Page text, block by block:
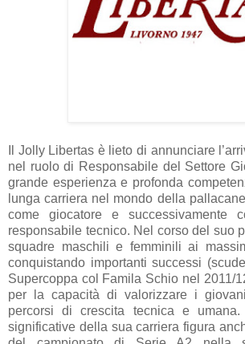
Il Jolly Libertas è lieto di annunciare
nel ruolo di Responsabile del Settore
grande esperienza e profonda
lunga carriera nel mondo della
come giocatore e successivamente
responsabile tecnico. Nel corso del suo
squadre maschili e femminili ai
conquistando importanti successi
Supercoppa col Famila Schio nel 2011/
per la capacità di valorizzare i
percorsi di crescita tecnica e
significative della sua carriera figura